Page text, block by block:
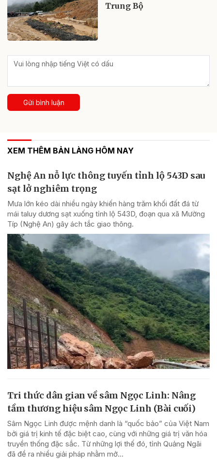
Trung Bộ
Gửi bình luận
XEM THÊM BẢN LÀNG HÔM NAY
Nghệ An nỗ lực thông tuyến tỉnh lộ 543D sau
sạt lở nghiêm trọng
Mưa lớn kéo dài nhiều ngày khiến hàng trăm khối đất đá từ
mái taluy dương sạt xuống tỉnh lộ 543D, đoạn qua xã Mường
Típ (Nghệ An) gây ách tắc giao thông.
Tri thức dân gian về sâm Ngọc Linh: Nâng
tầm thương hiệu sâm Ngọc Linh (Bài cuối)
Sâm Ngọc Linh được mệnh danh là “quốc bảo” của Việt Nam
bởi giá trị kinh tế đặc biệt cao, cùng với những giá trị văn hóa
truyền thống đặc sắc. Từ những lợi thế đó, tỉnh Quảng Ngãi
đã đề ra nhiều giải pháp nhằm mở...